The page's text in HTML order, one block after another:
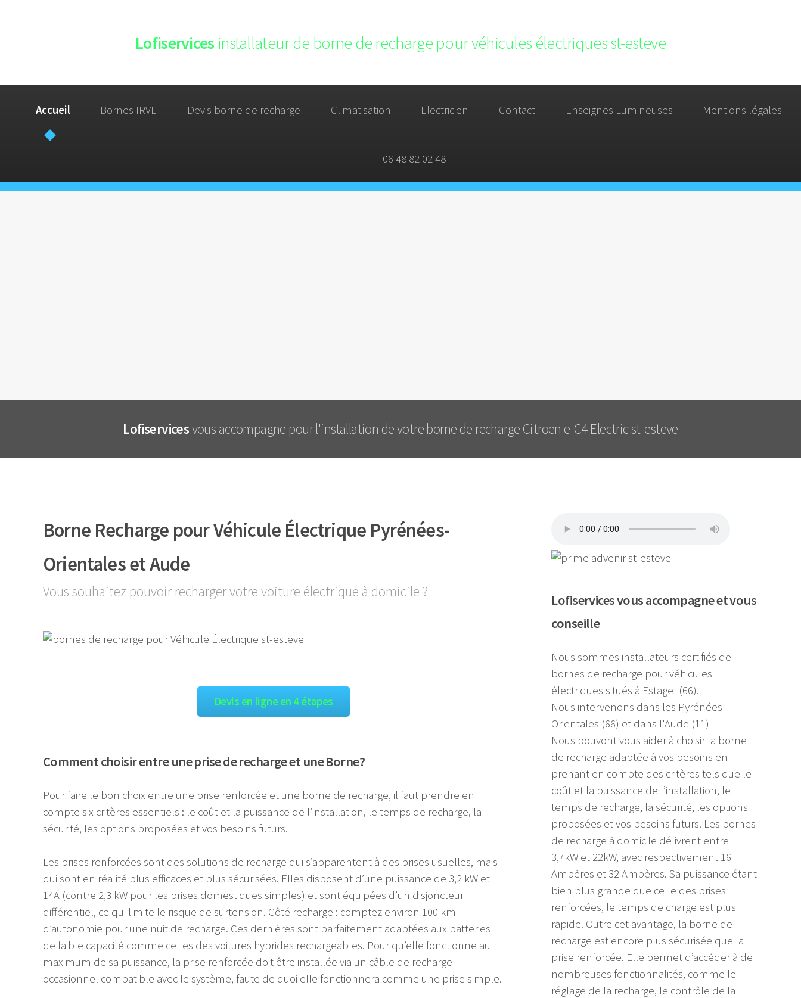
Lofiservices installateur de borne de recharge pour véhicules électriques st-esteve
Accueil Bornes IRVE Devis borne de recharge Climatisation Electricien Contact Enseignes Lumineuses Mentions légales
06 48 82 02 48
Lofiservicesvous accompagne pour l'installation de votre borne de recharge Citroen e-C4 Electric st-esteve
Borne Recharge pour Véhicule Électrique Pyrénées-
Orientales et Aude
Vous souhaitez pouvoir recharger votre voiture électrique à domicile ?
Devis en ligne en 4 étapes
Comment choisir entre une prise de recharge et une Borne?
Pour faire le bon choix entre une prise renforcée et une borne de recharge, il faut prendre en
compte six critères essentiels : le coût et la puissance de l’installation, le temps de recharge, la
sécurité, les options proposées et vos besoins futurs.
Les prises renforcées sont des solutions de recharge qui s’apparentent à des prises usuelles, mais
qui sont en réalité plus efficaces et plus sécurisées. Elles disposent d’une puissance de 3,2 kW et
14A (contre 2,3 kW pour les prises domestiques simples) et sont équipées d’un disjoncteur
différentiel, ce qui limite le risque de surtension. Côté recharge : comptez environ 100 km
d’autonomie pour une nuit de recharge. Ces dernières sont parfaitement adaptées aux batteries
de faible capacité comme celles des voitures hybrides rechargeables. Pour qu’elle fonctionne au
maximum de sa puissance, la prise renforcée doit être installée via un câble de recharge
occasionnel compatible avec le système, faute de quoi elle fonctionnera comme une prise simple.
Lofiservices vous accompagne et vous
conseille
Nous sommes installateurs certifiés de
bornes de recharge pour véhicules
électriques situés à Estagel (66).
Nous intervenons dans les Pyrénées-
Orientales (66) et dans l'Aude (11)
Nous pouvont vous aider à choisir la borne
de recharge adaptée à vos besoins en
prenant en compte des critères tels que le
coût et la puissance de l’installation, le
temps de recharge, la sécurité, les options
proposées et vos besoins futurs. Les bornes
de recharge à domicile délivrent entre
3,7kW et 22kW, avec respectivement 16
Ampères et 32 Ampères. Sa puissance étant
bien plus grande que celle des prises
renforcées, le temps de charge est plus
rapide. Outre cet avantage, la borne de
recharge est encore plus sécurisée que la
prise renforcée. Elle permet d’accéder à de
nombreuses fonctionnalités, comme le
réglage de la recharge, le contrôle de la